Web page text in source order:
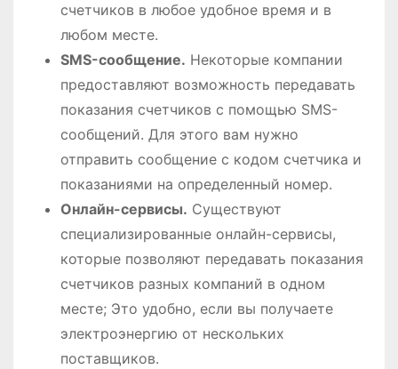
счетчиков в любое удобное время и в
любом месте.
SMS-сообщение. Некоторые компании
предоставляют возможность передавать
показания счетчиков с помощью SMS-
сообщений. Для этого вам нужно
отправить сообщение с кодом счетчика и
показаниями на определенный номер.
Онлайн-сервисы. Существуют
специализированные онлайн-сервисы,
которые позволяют передавать показания
счетчиков разных компаний в одном
месте; Это удобно, если вы получаете
электроэнергию от нескольких
поставщиков.